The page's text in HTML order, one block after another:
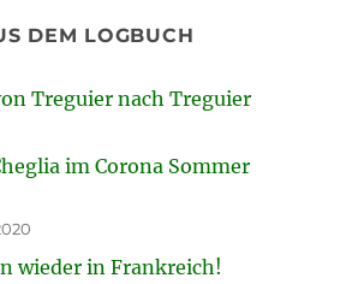
DEM LOGBUCH
Treguier nach Treguier
im Corona Sommer
wieder in Frankreich!